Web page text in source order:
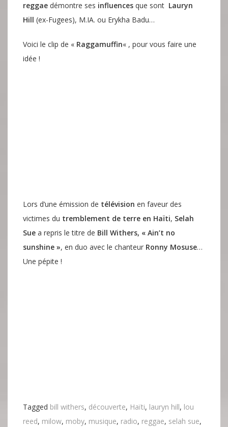
reggae démontre ses influences que sont Lauryn
Hill (ex-Fugees), M.IA. ou Erykha Badu…
Voici le clip de « Raggamuffin« , pour vous faire une
idée !
Lors d’une émission de télévision en faveur des
victimes du tremblement de terre en Haïti, Selah
Sue a repris le titre de Bill Withers, « Ain’t no
sunshine », en duo avec le chanteur Ronny Mosuse…
Une pépite !
Tagged bill withers, découverte, Haïti, lauryn hill, lou
reed, milow, moby, musique, radio, reggae, selah sue,